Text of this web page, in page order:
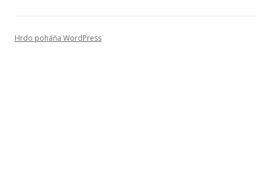
Hrdo poháňa WordPress